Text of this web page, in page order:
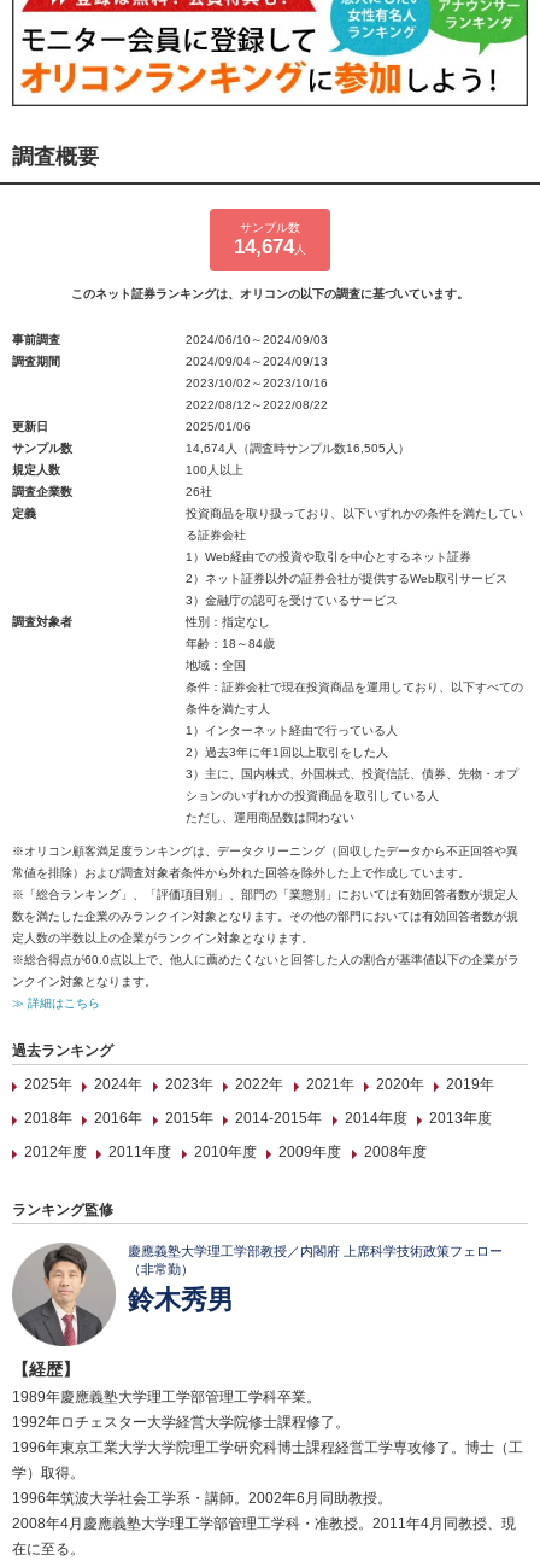
調査概要
サンプル数
14,674人
このネット証券ランキングは、オリコンの以下の調査に基づいています。
事前調査
2024/06/10～2024/09/03
調査期間
2024/09/04～2024/09/13
2023/10/02～2023/10/16
2022/08/12～2022/08/22
更新日
2025/01/06
サンプル数
14,674人（調査時サンプル数16,505人）
規定人数
100人以上
調査企業数
26社
定義
投資商品を取り扱っており、以下いずれかの条件を満たしてい
る証券会社
1）Web経由での投資や取引を中心とするネット証券
2）ネット証券以外の証券会社が提供するWeb取引サービス
3）金融庁の認可を受けているサービス
調査対象者
性別：指定なし
年齢：18～84歳
地域：全国
条件：証券会社で現在投資商品を運用しており、以下すべての
条件を満たす人
1）インターネット経由で行っている人
2）過去3年に年1回以上取引をした人
3）主に、国内株式、外国株式、投資信託、債券、先物・オプ
ションのいずれかの投資商品を取引している人
ただし、運用商品数は問わない
※オリコン顧客満足度ランキングは、データクリーニング（回収したデータから不正回答や異
常値を排除）および調査対象者条件から外れた回答を除外した上で作成しています。
※「総合ランキング」、「評価項目別」、部門の「業態別」においては有効回答者数が規定人
数を満たした企業のみランクイン対象となります。その他の部門においては有効回答者数が規
定人数の半数以上の企業がランクイン対象となります。
※総合得点が60.0点以上で、他人に薦めたくないと回答した人の割合が基準値以下の企業がラ
ンクイン対象となります。
≫ 詳細はこちら
過去ランキング
2025年
2024年 2023年 2022年 2021年 2020年
2019年
2018年
2016年 2015年 2014-2015年 2014年度
2013年度
2012年度
2011年度 2010年度 2009年度 2008年度
ランキング監修
慶應義塾大学理工学部教授／内閣府 上席科学技術政策フェロー
（非常勤）
鈴木秀男
【経歴】
1989年慶應義塾大学理工学部管理工学科卒業。
1992年ロチェスター大学経営大学院修士課程修了。
1996年東京工業大学大学院理工学研究科博士課程経営工学専攻修了。博士（工
学）取得。
1996年筑波大学社会工学系・講師。2002年6月同助教授。
2008年4月慶應義塾大学理工学部管理工学科・准教授。2011年4月同教授、現
在に至る。